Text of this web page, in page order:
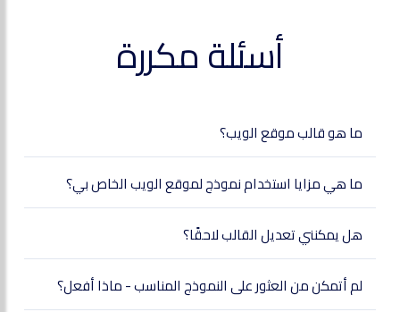
أسئلة مكررة
ما هو قالب موقع الويب؟
ما هي مزايا استخدام نموذج لموقع الويب الخاص بي؟
هل يمكنني تعديل القالب لاحقًا؟
لم أتمكن من العثور على النموذج المناسب - ماذا أفعل؟